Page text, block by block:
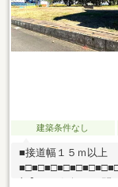
建築条件なし
■接道幅１５ｍ以上